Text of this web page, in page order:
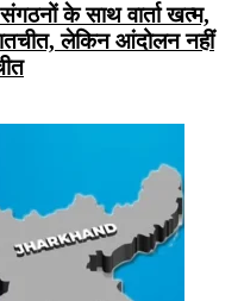
के साथ वार्ता खत्म,
लेकिन आंदोलन नहीं